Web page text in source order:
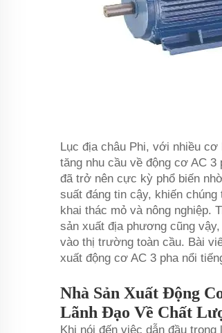
Lục địa châu Phi, với nhiều
tăng nhu cầu về động cơ AC
đã trở nên cực kỳ phổ biến
suất đáng tin cậy, khiến
khai thác mỏ và nông nghiệp.
sản xuất địa phương cũng
vào thị trường toàn cầu. Bài
xuất động cơ AC 3 pha nổi
Nhà Sản Xuất Động
Lãnh Đạo Về Chất
Khi nói đến việc dẫn đầu